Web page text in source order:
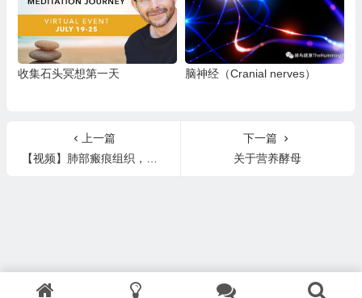
收集石头冥想第一天 脑神经（Cranial nerves）
上一篇
【视频】肺部瘢痕组织，结节和囊肿
下一篇
关于营养酵母